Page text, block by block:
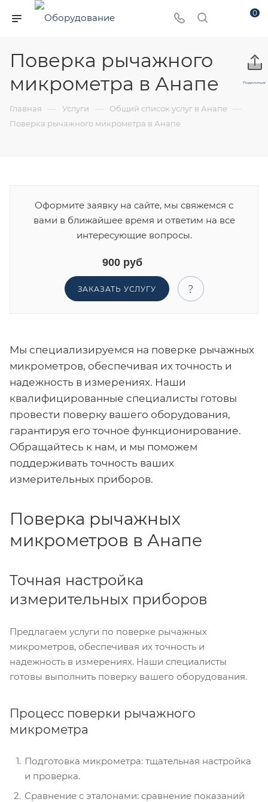
0
Поделиться:
Поверка рычажного
микрометра в Анапе
Главная — Услуги — Общий список услуг в Анапе —
Поверка рычажного микрометра в Анапе
Оформите заявку на сайте, мы свяжемся с
вами в ближайшее время и ответим на все
интересующие вопросы.
900 руб
ЗАКАЗАТЬ УСЛУГУ
Мы специализируемся на поверке рычажных
микрометров, обеспечивая их точность и
надежность в измерениях. Наши
квалифицированные специалисты готовы
провести поверку вашего оборудования,
гарантируя его точное функционирование.
Обращайтесь к нам, и мы поможем
поддерживать точность ваших
измерительных приборов.
Поверка рычажных
микрометров в Анапе
Точная настройка
измерительных приборов
Предлагаем услуги по поверке рычажных
микрометров, обеспечивая их точность и
надежность в измерениях. Наши специалисты
готовы выполнить поверку вашего оборудования.
Процесс поверки рычажного
микрометра
Подготовка микрометра: тщательная настройка
и проверка.
Сравнение с эталонами: сравнение показаний